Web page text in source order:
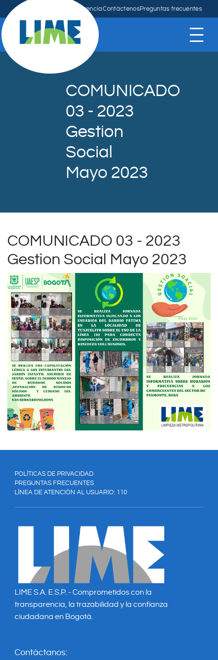
Anuncios TransparenciaContáctenosPreguntas frecuentes
COMUNICADO
03 - 2023
Gestion
Social
Mayo 2023
COMUNICADO 03 - 2023
Gestion Social Mayo 2023
POLÍTICAS DE PRIVACIDAD
PREGUNTAS FRECUENTES
LÍNEA DE ATENCIÓN AL USUARIO: 110
LIME S.A. E.S.P. - Comprometidos con la
transparencia, la trazabilidad y la confianza
ciudadana en Bogotá.
Contáctanos: